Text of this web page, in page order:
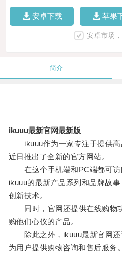
安卓下载 苹果
安卓市场
简介
ikuuu最新官网最新版
ikuuu作为一家专注于提供高
近日推出了全新的官方网站。
在这个手机端和PC端都可访
ikuuu的最新产品系列和品牌故
创新技术。
同时，官网还提供在线购物
购他们心仪的产品。
除此之外，ikuuu最新官网还
为用户提供购物咨询和售后服务。